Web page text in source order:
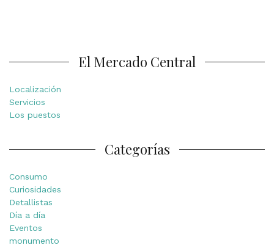
El Mercado Central
Localización
Servicios
Los puestos
Categorías
Consumo
Curiosidades
Detallistas
Día a día
Eventos
monumento